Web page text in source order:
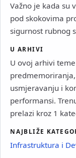
Važno je kada su
pod skokovima
sigurnost rubnog
U ARHIVI
U ovoj arhivi
usmjeravanju i
performansi.
prelazi kroz 1
NAJBLIŽE
Infrastruktura i